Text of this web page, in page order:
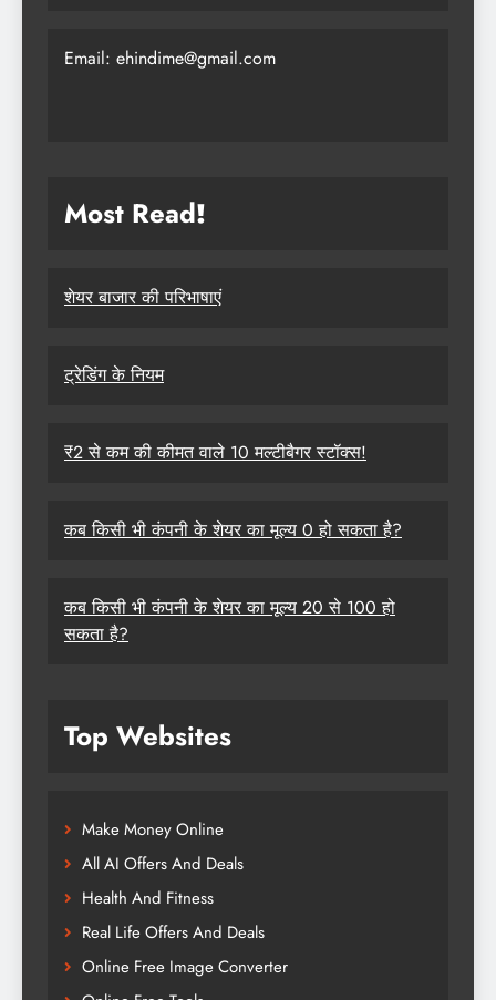
Email: ehindime@gmail.com
Most Read!
शेयर बाजार की परिभाषाएं
ट्रेडिंग के नियम
₹2 से कम की कीमत वाले 10 मल्टीबैगर स्टॉक्स!
कब किसी भी कंपनी के शेयर का मूल्य 0 हो सकता है?
कब किसी भी कंपनी के शेयर का मूल्य 20 से 100 हो
सकता है?
Top Websites
Make Money Online
All AI Offers And Deals
Health And Fitness
Real Life Offers And Deals
Online Free Image Converter